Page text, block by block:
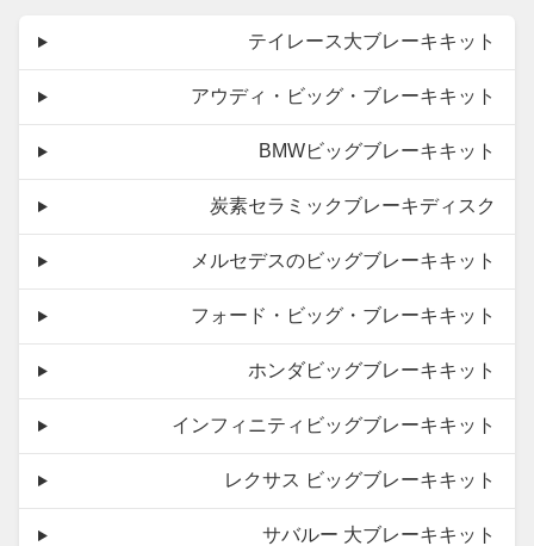
テイレース大ブレーキキット
アウディ・ビッグ・ブレーキキット
BMWビッグブレーキキット
炭素セラミックブレーキディスク
メルセデスのビッグブレーキキット
フォード・ビッグ・ブレーキキット
ホンダビッグブレーキキット
インフィニティビッグブレーキキット
レクサス ビッグブレーキキット
サバルー 大ブレーキキット